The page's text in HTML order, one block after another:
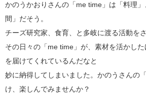
かのうかおりさんの「me time」は「料理
間」だそう。
チーズ研究家、食育、と多岐に渡る活動を
その日々の「me time」が、素材を活かし
を届けてくれているんだなと
妙に納得してしまいました。かのうさんの
け、楽しんでみませんか？